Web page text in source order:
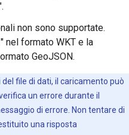
non sono supportate.
nel formato WKT e la
GeoJSON.
file di dati, il caricamento può
un errore durante il
di errore. Non tentare di
una risposta